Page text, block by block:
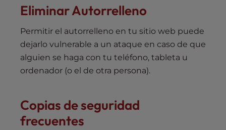
Eliminar Autorrelleno
Permitir el autorrelleno en tu sitio web puede
dejarlo vulnerable a un ataque en caso de que
alguien se haga con tu teléfono, tableta u
ordenador (o el de otra persona).
Copias de seguridad
frecuentes